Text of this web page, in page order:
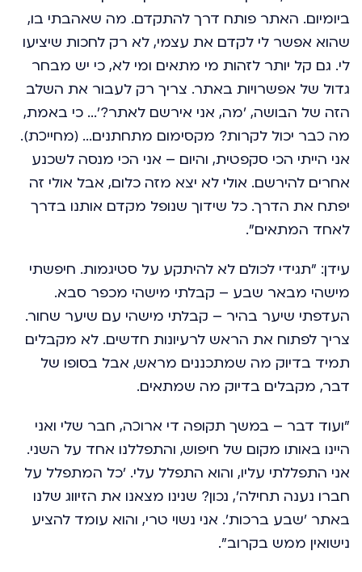
ביומיום. האתר פותח דרך להתקדם. מה שאהבתי בו,
שהוא אפשר לי לקדם את עצמי, לא רק לחכות שיציעו
לי. גם קל יותר לזהות מי מתאים ומי לא, כי יש מבחר
גדול של אפשרויות באתר. צריך רק לעבור את השלב
הזה של הבושה, 'מה, אני אירשם לאתר?'... כי באמת,
מה כבר יכול לקרות? מקסימום מתחתנים... (מחייכת).
אני הייתי הכי סקפטית, והיום – אני הכי מנסה לשכנע
אחרים להירשם. אולי לא יצא מזה כלום, אבל אולי זה
יפתח את הדרך. כל שידוך שנופל מקדם אותנו בדרך
לאחד המתאים".
עידן: "תגידי לכולם לא להיתקע על סטיגמות. חיפשתי
מישהי מבאר שבע – קבלתי מישהי מכפר סבא.
העדפתי שיער בהיר – קבלתי מישהי עם שיער שחור.
צריך לפתוח את הראש לרעיונות חדשים. לא מקבלים
תמיד בדיוק מה שמתכננים מראש, אבל בסופו של
דבר, מקבלים בדיוק מה שמתאים.
"ועוד דבר – במשך תקופה די ארוכה, חבר שלי ואני
היינו באותו מקום של חיפוש, והתפללנו אחד על השני.
אני התפללתי עליו, והוא התפלל עלי. 'כל המתפלל על
חברו נענה תחילה', נכון? שנינו מצאנו את הזיווג שלנו
באתר 'שבע ברכות'. אני נשוי טרי, והוא עומד להציע
נישואין ממש בקרוב".